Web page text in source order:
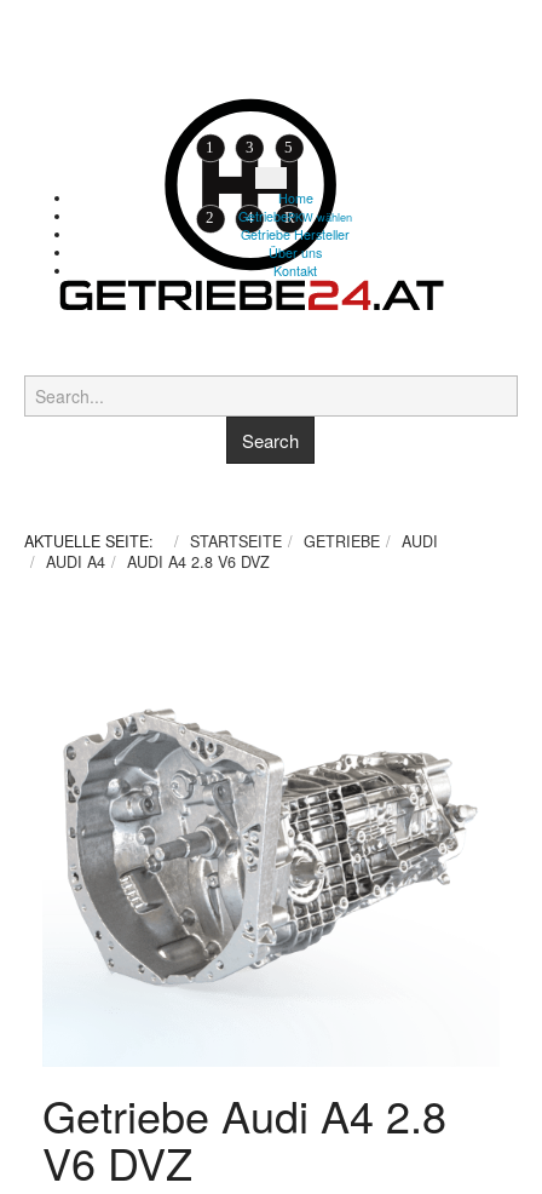
Home
GetriebePKW wählen
Getriebe Hersteller
Über uns
Kontakt
AKTUELLE SEITE: STARTSEITE GETRIEBE
AUDI
AUDI A4
AUDI A4 2.8 V6 DVZ
Getriebe Audi A4 2.8
V6 DVZ